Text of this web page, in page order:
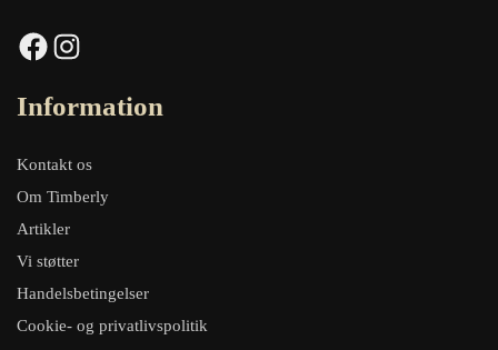
Facebook Instagram
Information
Kontakt os
Om Timberly
Artikler
Vi støtter
Handelsbetingelser
Cookie- og privatlivspolitik